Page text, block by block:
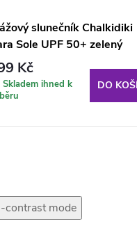
slunečník Chalkidiki
Sole UPF 50+ zelený
Kč
Skladem ihned k
DO
contrast mode